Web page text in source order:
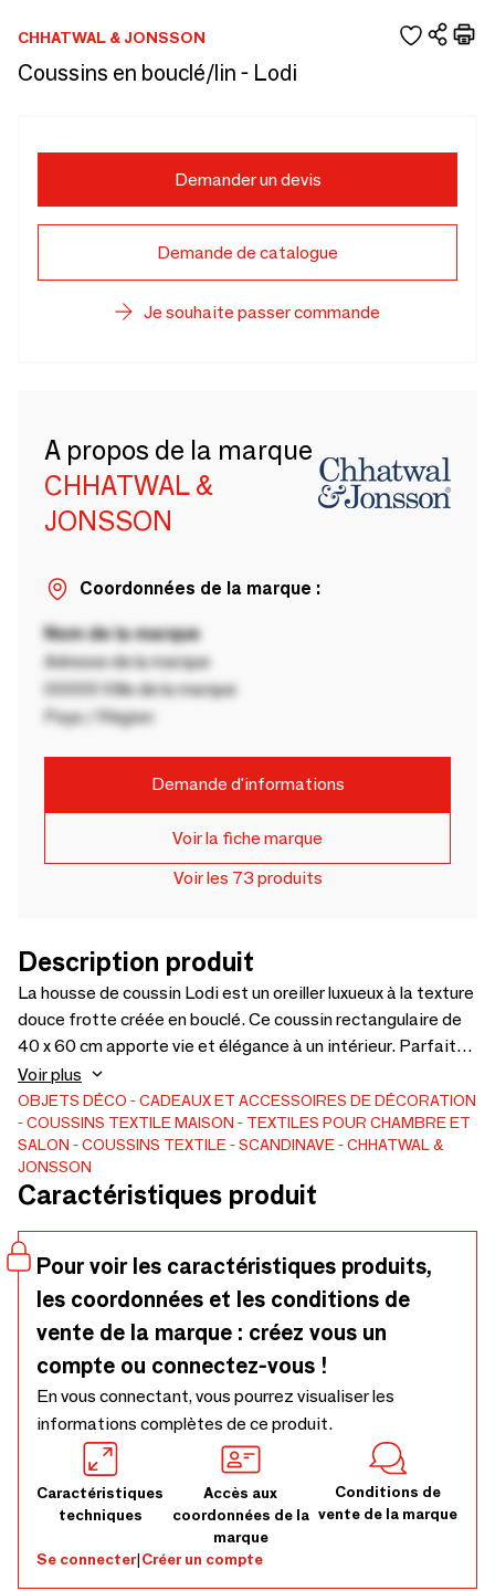
CHHATWAL & JONSSON
Coussins en bouclé/lin - Lodi
Demander un devis
Demande de catalogue
Je souhaite passer commande
A propos de la marque
CHHATWAL &
JONSSON
Coordonnées de la marque :
Nom de la marque
Adresse de la marque
00000 Ville de la marque
Pays / Région
Demande d'informations
Voir la fiche marque
Voir les 73 produits
Description produit
La housse de coussin Lodi est un oreiller luxueux à la texture
douce frotte créée en bouclé. Ce coussin rectangulaire de
40 x 60 cm apporte vie et élégance à un intérieur. Parfait
pour être assorti aux tons unis de nos housses de coussin
en lin. Le revers est en lin naturel uni et aucun rembourrage
n'est inclus.
Voir plus
OBJETS DÉCO
CADEAUX ET ACCESSOIRES DE DÉCORATION
COUSSINS TEXTILE MAISON
TEXTILES POUR CHAMBRE ET
SALON
COUSSINS TEXTILE SCANDINAVE
CHHATWAL &
JONSSON
Caractéristiques produit
Pour voir les caractéristiques produits,
les coordonnées et les conditions de
vente de la marque : créez vous un
compte ou connectez-vous !
En vous connectant, vous pourrez visualiser les
informations complètes de ce produit.
Caractéristiques
techniques
Accès aux
coordonnées de la
marque
Conditions de
vente de la marque
Se connecter|Créer un compte